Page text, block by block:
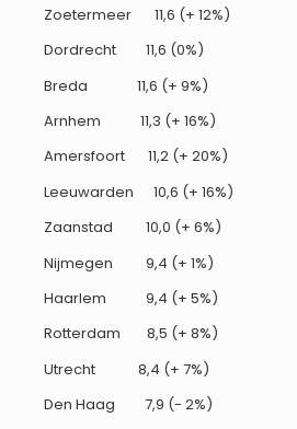
Zoetermeer 11,6 (+ 12%)
Dordrecht 11,6 (0%)
Breda 11,6 (+ 9%)
Arnhem 11,3 (+ 16%)
Amersfoort 11,2 (+ 20%)
Leeuwarden 10,6 (+ 16%)
Zaanstad 10,0 (+ 6%)
Nijmegen 9,4 (+ 1%)
Haarlem 9,4 (+ 5%)
Rotterdam 8,5 (+ 8%)
Utrecht 8,4 (+ 7%)
Den Haag 7,9 (- 2%)